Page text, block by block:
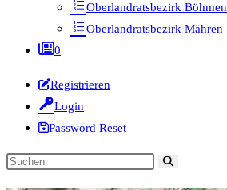
Oberlandratsbezirk Böhmen
Oberlandratsbezirk Mähren
0
Registrieren
Login
Password Reset
Diese